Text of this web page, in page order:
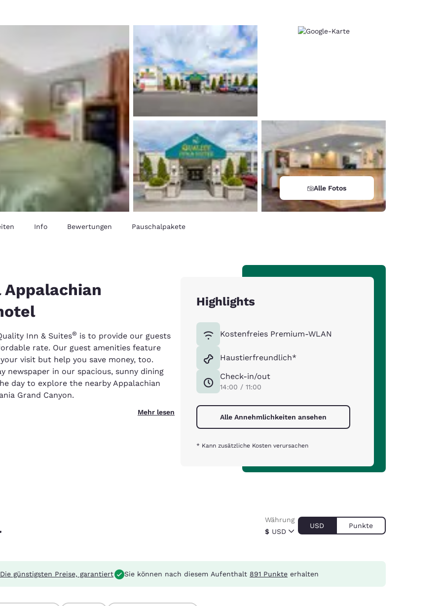
Español
France France
English
Italia
Italiano English
English
New Zealand Alle Fotos
Info Bewertungen Pauschalpakete
Inn & Suites® is to provide our guests
rate. Our guest amenities feature
visit but help you save money, too.
newspaper in our spacious, sunny dining
day to explore the nearby Appalachian
Grand Canyon.
Mehr lesen
Highlights
Kostenfreies Premium-WLAN
Haustierfreundlich*
Check-in/out
14:00 / 11:00
Alle Annehmlichkeiten ansehen
* Kann zusätzliche Kosten verursachen
$ USD
Währung
USD Punkte
Die günstigsten Preise, garantiert Sie können nach diesem Aufenthalt 891 Punkte erhalten